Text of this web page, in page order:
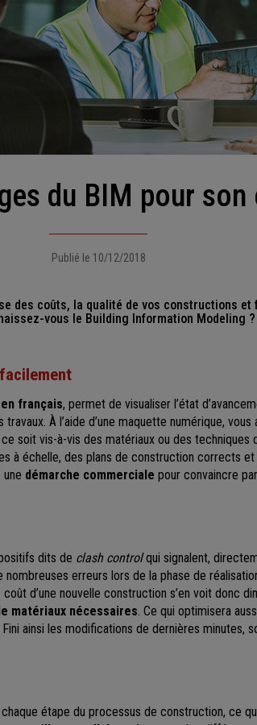
du BIM pour
Publié le 10/12/2018
des coûts, la qualité de vos constructions
vous le Building Information Modeling
français, permet de visualiser l’état
À l’aide d’une maquette numérique,
soit vis-à-vis des matériaux ou des techniques
à échelle, des plans de construction corrects
démarche commerciale pour convaincre
dits de clash controlqui signalent,
erreurs lors de la phase de
coût d’une nouvelle construction s’en voit donc
matériaux nécessaires . Ce qui optimisera
ainsi les modifications de dernières minutes,
étape du processus de construction, ce